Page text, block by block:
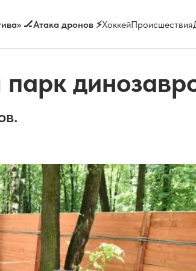
🏒Атака дронов ⚡ХоккейПроисшествия